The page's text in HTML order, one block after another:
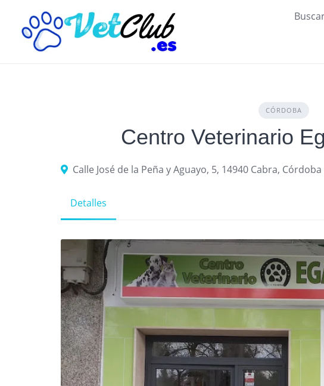
content
CÓRDOBA
Centro Veterinario
Calle José de la Peña y Aguayo, 5, 14940 Cabra, Córdoba
Detalles